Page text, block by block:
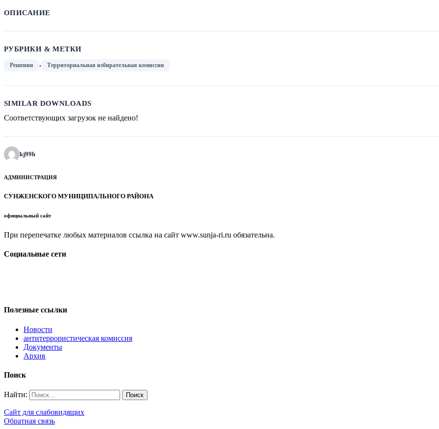
ОПИСАНИЕ
РУБРИКИ & МЕТКИ
Решения , Территориальная избирательная комиссия
SIMILAR DOWNLOADS
Соответствующих загрузок не найдено!
kj99h
АДМИНИСТРАЦИЯ
СУНЖЕНСКОГО МУНИЦИПАЛЬНОГО РАЙОНА
официальный сайт
При перепечатке любых материалов ссылка на сайт www.sunja-ri.ru обязательна.
Социальные сети
Полезные ссылки
Новости
антитеррористическая комиссия
Документы
Архив
Поиск
Найти:
Сайт для слабовидящих
Обратная связь